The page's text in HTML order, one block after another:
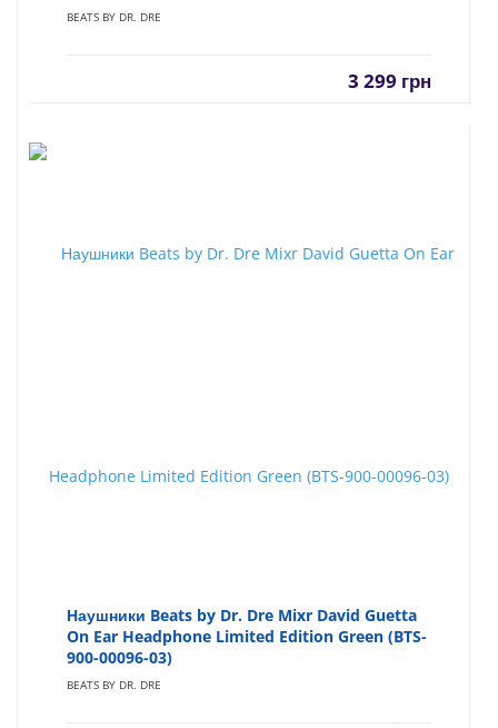
BEATS BY DR. DRE
3 299 грн
Наушники Beats by Dr. Dre Mixr David Guetta
On Ear Headphone Limited Edition Green (BTS-
900-00096-03)
BEATS BY DR. DRE